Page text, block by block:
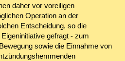
daher vor voreiligen
Operation an der
Entscheidung, so die
gefragt - zum
sowie die Einnahme von